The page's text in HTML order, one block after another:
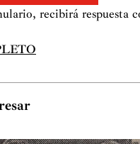
recibirá respuesta